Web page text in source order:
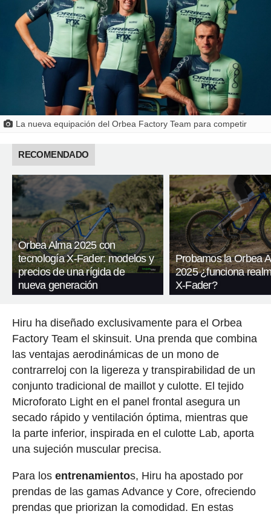
La nueva equipación del Orbea Factory Team para competir
RECOMENDADO
Orbea Alma 2025 con
tecnología X-Fader: modelos y
precios de una rígida de
nueva generación
Probamos la Orbea
2025 ¿funciona
X-Fader?
Hiru ha diseñado exclusivamente para el Orbea
Factory Team el skinsuit. Una prenda que combina
las ventajas aerodinámicas de un mono de
contrarreloj con la ligereza y transpirabilidad de un
conjunto tradicional de maillot y culotte. El tejido
Microforato Light en el panel frontal asegura un
secado rápido y ventilación óptima, mientras que
la parte inferior, inspirada en el culotte Lab, aporta
una sujeción muscular precisa.
Para los entrenamientos, Hiru ha apostado por
prendas de las gamas Advance y Core, ofreciendo
prendas que priorizan la comodidad. En estas